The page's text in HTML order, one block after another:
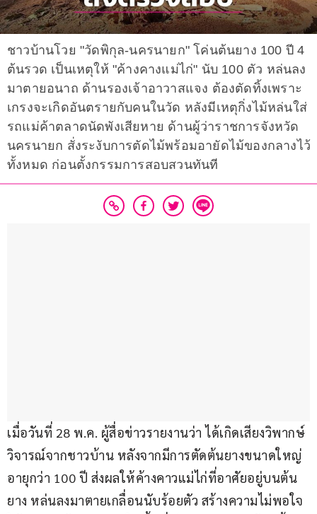
ชาวบ้านโวย "วัดพิกุล-นครนายก" โค่นต้นยาง 100 ปี 4
ต้นรวด เป็นเหตุให้ "ค้างคางแม่ไก่" นับ 100 ตัว หล่นลง
มาตายอนาถ ด้านรองเจ้าอาวาสแจง ต้องตัดทิ้งเพราะ
เกรงจะเกิดอันตรายกับคนในวัด หลังมีเหตุกิ่งไม้หล่นใส่
รถแม่ค้าตลาดนัดพังเสียหาย ด้านผู้ว่าราชการจังหวัด
นครนายก สั่งระงับการตัดไม้พร้อมอายัดไม้ของกลางไว้
ทั้งหมด ก่อนตั้งกรรมการสอบสวนทันที
เมื่อวันที่ 28 พ.ค. ผู้สื่อข่าวรายงานว่า ได้เกิดเสียงวิพากษ์
วิจารณ์จากชาวบ้าน หลังจากมีการตัดต้นยางขนาดใหญ่
อายุกว่า 100 ปี ส่งผลให้ค้างคาวแม่ไก่ที่อาศัยอยู่บนต้น
ยาง หล่นลงมาตายเกลื่อนนับร้อยตัว สร้างความไม่พอใจ